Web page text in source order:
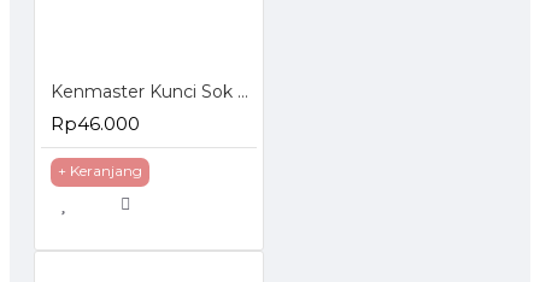
Kenmaster Kunci Sok Set 40 Pcs
Rp46.000
+ Keranjang